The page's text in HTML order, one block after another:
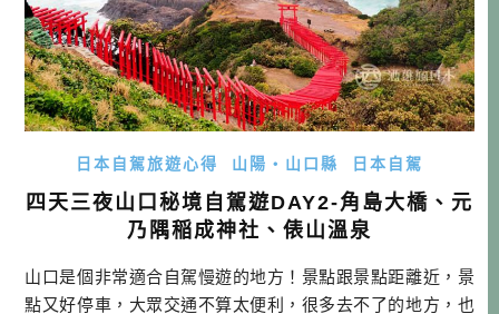
日本自駕旅遊心得 山陽・山口縣 日本自駕
四天三夜山口秘境自駕遊DAY2-角島大橋、元
乃隅稲成神社、俵山溫泉
山口是個非常適合自駕慢遊的地方！景點跟景點距離近，景
點又好停車，大眾交通不算太便利，很多去不了的地方，也